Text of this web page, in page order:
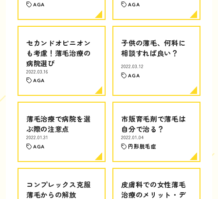
AGA AGA
セカンドオピニオン
も考慮！薄毛治療の
病院選び
2022.03.16
AGA
子供の薄毛、何科に
相談すれば良い？
2022.03.12
AGA
薄毛治療で病院を選
ぶ際の注意点
2022.01.31
AGA
市販育毛剤で薄毛は
自分で治る？
2022.01.04
円形脱毛症
コンプレックス克服
薄毛からの解放
皮膚科での女性薄毛
治療のメリット・デ